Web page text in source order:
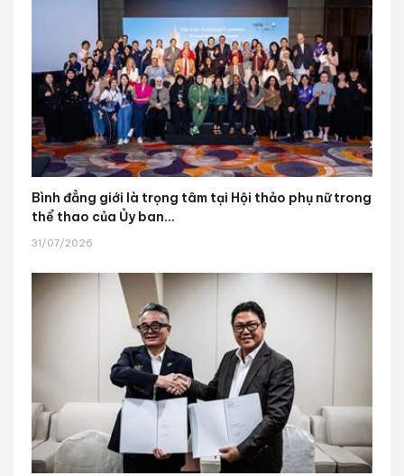
Bình đẳng giới là trọng tâm tại Hội thảo phụ nữ trong
thể thao của Ủy ban...
31/07/2026